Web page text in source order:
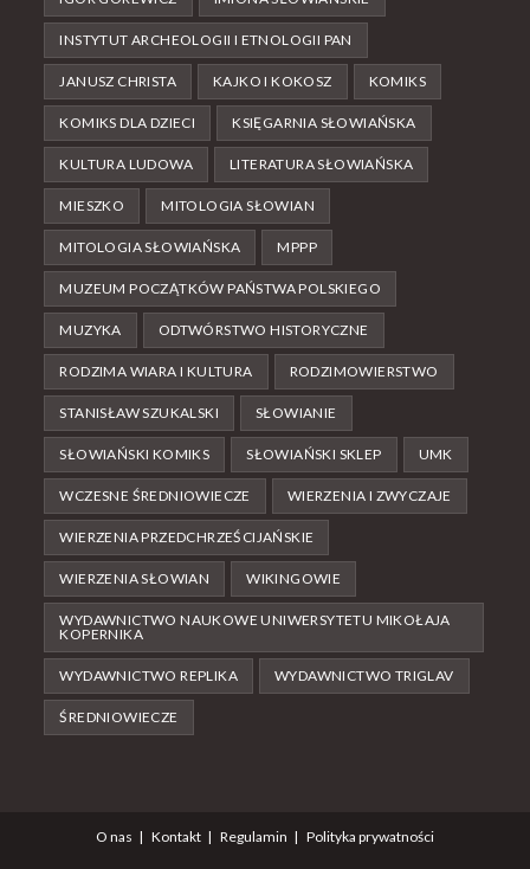
INSTYTUT ARCHEOLOGII I ETNOLOGII PAN
JANUSZ CHRISTA KAJKO I KOKOSZ KOMIKS
KOMIKS DLA DZIECI KSIĘGARNIA SŁOWIAŃSKA
KULTURA LUDOWA LITERATURA SŁOWIAŃSKA
MIESZKO MITOLOGIA SŁOWIAN
MITOLOGIA SŁOWIAŃSKA MPPP
MUZEUM POCZĄTKÓW PAŃSTWA POLSKIEGO
MUZYKA ODTWÓRSTWO HISTORYCZNE
RODZIMA WIARA I KULTURA RODZIMOWIERSTWO
STANISŁAW SZUKALSKI SŁOWIANIE
SŁOWIAŃSKI KOMIKS SŁOWIAŃSKI SKLEP UMK
WCZESNE ŚREDNIOWIECZE WIERZENIA I ZWYCZAJE
WIERZENIA PRZEDCHRZEŚCIJAŃSKIE
WIERZENIA SŁOWIAN WIKINGOWIE
WYDAWNICTWO NAUKOWE UNIWERSYTETU MIKOŁAJA
KOPERNIKA
WYDAWNICTWO REPLIKA WYDAWNICTWO TRIGLAV
ŚREDNIOWIECZE
O nas Kontakt Regulamin Polityka prywatności